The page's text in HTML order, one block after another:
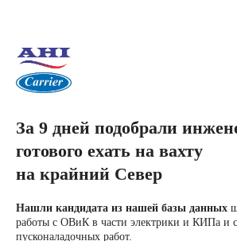
За 9 дней подобрали
готового ехать на вахту
на крайний Север
Нашли кандидата из нашей базы данных
работы с ОВиК в части электрики и КИПа и
пусконаладочных работ.